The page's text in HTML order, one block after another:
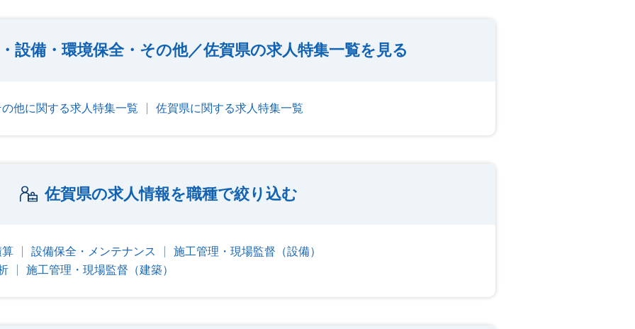
設備・環境保全・その他／佐賀県の求人特集一覧を見る
他に関する求人特集一覧 佐賀県に関する求人特集一覧
佐賀県の求人情報を職種で絞り込む
算 設備保全・メンテナンス
施工管理・現場監督（設備）
施工管理・現場監督（建築）